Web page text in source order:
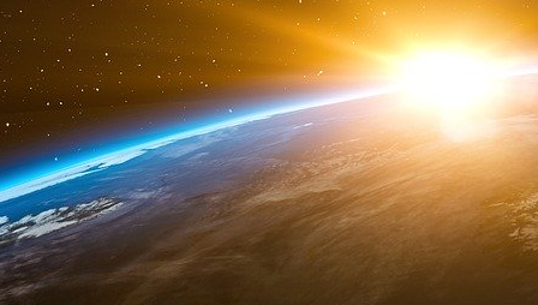
Il faut aussi condamner publiquement,
engagements pour mériter d’être
l’affichage suffit. Il ne s’agit en réalité pas
mais de construire une image pour éviter
du bain culturel dominant et pour être
estime de soi. Le problème est qu’à force
collectif, nous n’osons plus accepter nos
nous avons peur de lâcher la communauté
même si la voie alternative (parfois
juste, meilleure pour notre santé tant mentale